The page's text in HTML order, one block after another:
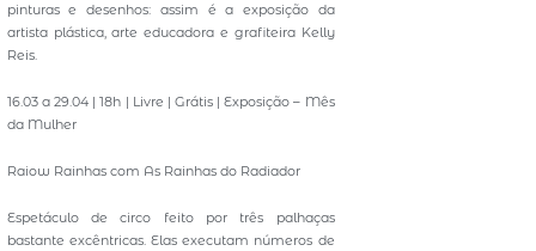
pinturas e desenhos: assim é a exposição da
artista plástica, arte educadora e grafiteira Kelly
Reis.
16.03 a 29.04 | 18h | Livre | Grátis | Exposição – Mês
da Mulher
Raiow Rainhas com As Rainhas do Radiador
Espetáculo de circo feito por três palhaças
bastante excêntricas. Elas executam números de